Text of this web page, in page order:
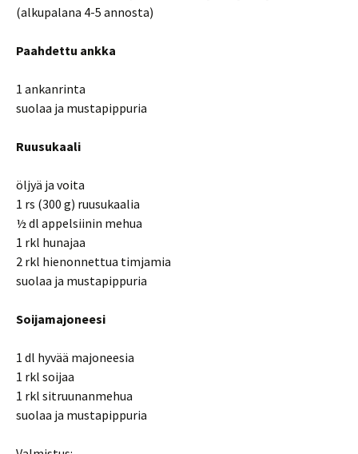
(alkupalana 4-5 annosta)
Paahdettu ankka
1 ankanrinta
suolaa ja mustapippuria
Ruusukaali
öljyä ja voita
1 rs (300 g) ruusukaalia
½ dl appelsiinin mehua
1 rkl hunajaa
2 rkl hienonnettua timjamia
suolaa ja mustapippuria
Soijamajoneesi
1 dl hyvää majoneesia
1 rkl soijaa
1 rkl sitruunanmehua
suolaa ja mustapippuria